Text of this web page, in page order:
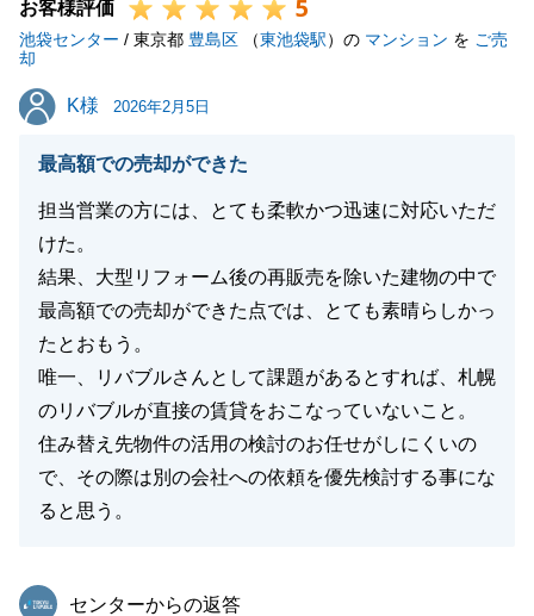
お客様評価 5
池袋センター / 東京都 豊島区 （東池袋駅）の マンション を ご売
却
K様
K様 2026年2月5日
最高額での売却ができた
担当営業の方には、とても柔軟かつ迅速に対応いただ
けた。
結果、大型リフォーム後の再販売を除いた建物の中で
最高額での売却ができた点では、とても素晴らしかっ
たとおもう。
唯一、リバブルさんとして課題があるとすれば、札幌
のリバブルが直接の賃貸をおこなっていないこと。
住み替え先物件の活用の検討のお任せがしにくいの
で、その際は別の会社への依頼を優先検討する事にな
ると思う。
東急リバブル
センターからの返答